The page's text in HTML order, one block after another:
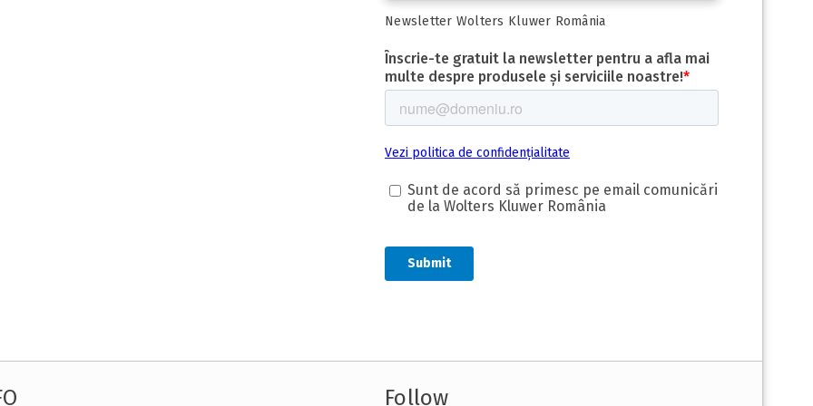
Newsletter Wolters Kluwer România
Follow